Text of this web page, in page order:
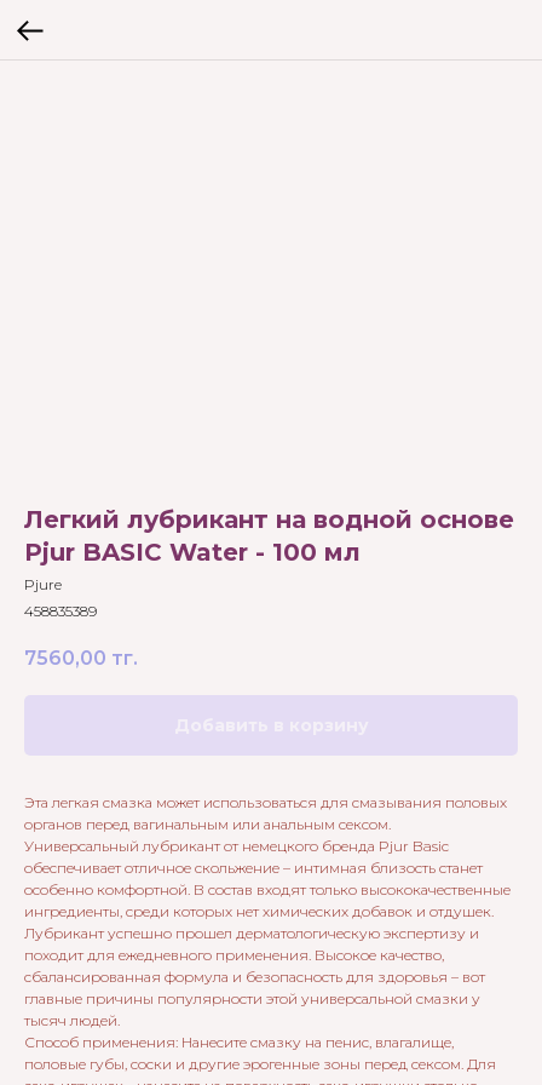
Легкий лубрикант на водной основе
Pjur BASIC Water - 100 мл
Pjure
458835389
7560,00 тг.
Эта легкая смазка может использоваться для смазывания половых
органов перед вагинальным или анальным сексом.
Универсальный лубрикант от немецкого бренда Pjur Basic
обеспечивает отличное скольжение – интимная близость станет
особенно комфортной. В состав входят только высококачественные
ингредиенты, среди которых нет химических добавок и отдушек.
Лубрикант успешно прошел дерматологическую экспертизу и
походит для ежедневного применения. Высокое качество,
сбалансированная формула и безопасность для здоровья – вот
главные причины популярности этой универсальной смазки у
тысяч людей.
Способ применения: Нанесите смазку на пенис, влагалище,
половые губы, соски и другие эрогенные зоны перед сексом. Для